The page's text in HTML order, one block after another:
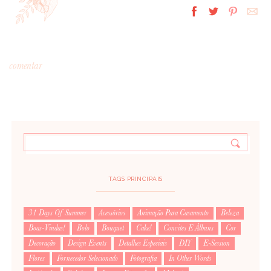
comentar
NOME*:
TAGS PRINCIPAIS
31 Days Of Summer Acessórios Animação Para Casamento
Beleza
Boas-Vindas!
Bolo Bouquet Cake! Convites E Álbuns
Cor
Decoração
Design Events Detalhes Especiais DIY
E-Session
Flores
Fornecedor Selecionado Fotografia
In Other Words